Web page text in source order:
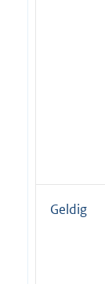
Geldig